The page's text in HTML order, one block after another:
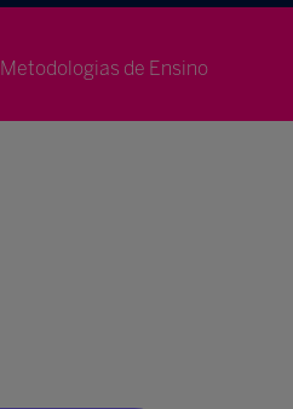
Metodologias de Ensino